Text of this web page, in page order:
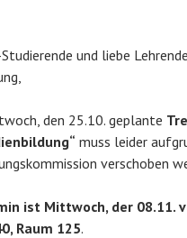
und liebe
den 25.10. geplante
muss leider
verschoben
ist Mittwoch, der 08.11.
Raum 125.